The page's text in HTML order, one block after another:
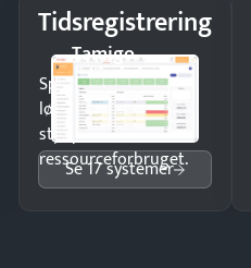
Tidsregistrering
Tamigo
Spar tid på
lønberegning og få
styr på
ressourceforbruget.
Se 17 systemer